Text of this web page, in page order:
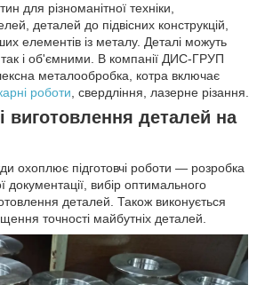
для різноманітної техніки,
деталей до підвісних конструкцій,
елементів із металу. Деталі можуть
і об'ємними. В компанії ДИС-ГРУП
металообробка, котра включає
роботи , свердління, лазерне різання.
виготовлення деталей на
охоплює підготовчі роботи — розробка
документації, вибір оптимального
деталей. Також виконується
точності майбутніх деталей.